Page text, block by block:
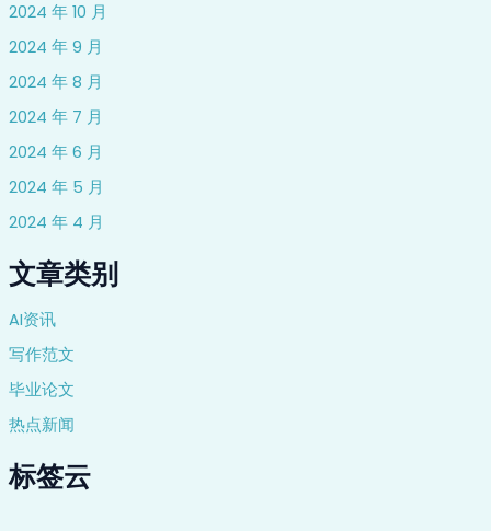
2024 年 10 月
2024 年 9 月
2024 年 8 月
2024 年 7 月
2024 年 6 月
2024 年 5 月
2024 年 4 月
文章类别
AI资讯
写作范文
毕业论文
热点新闻
标签云